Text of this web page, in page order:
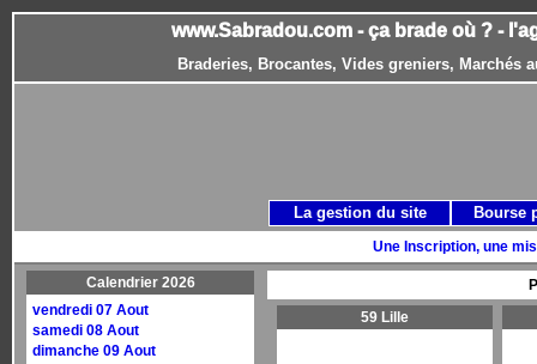
www.Sabradou.com - ça brade où ? -
Braderies, Brocantes, Vides greniers, Marchés
Une Inscription, une
Calendrier 2026
vendredi 07 Aout
samedi 08 Aout
dimanche 09 Aout
59 Lille
La gestion du site Bourse